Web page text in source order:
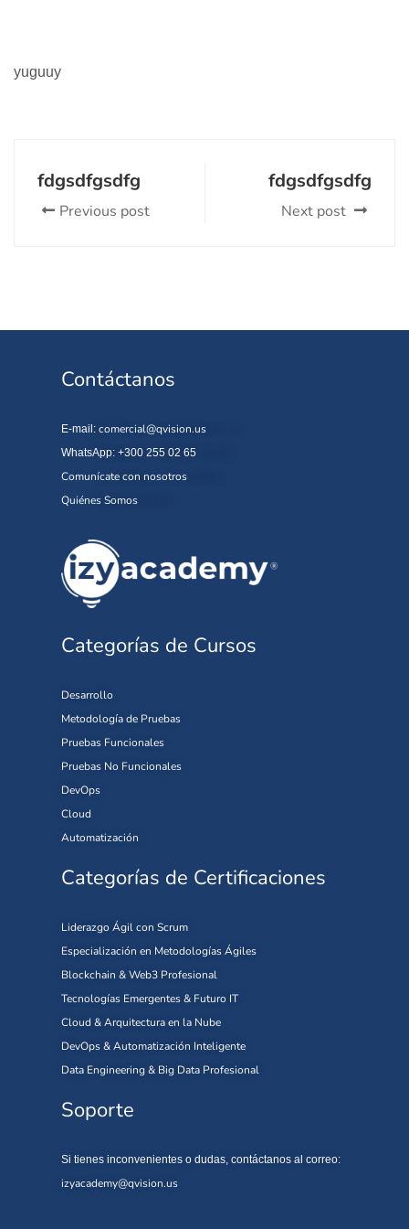
yuguuy
fdgsdfgsdfg
Previous post
fdgsdfgsdfg
Next post
Contáctanos
E-mail: comercial@qvision.us
WhatsApp: +300 255 02 65
Comunícate con nosotros
Quiénes Somos
Categorías de Cursos
Desarrollo
Metodología de Pruebas
Pruebas Funcionales
Pruebas No Funcionales
DevOps
Cloud
Automatización
Categorías de Certificaciones
Liderazgo Ágil con Scrum
Especialización en Metodologías Ágiles
Blockchain & Web3 Profesional
Tecnologías Emergentes & Futuro IT
Cloud & Arquitectura en la Nube
DevOps & Automatización Inteligente
Data Engineering & Big Data Profesional
Soporte
Si tienes inconvenientes o dudas, contáctanos al correo:
izyacademy@qvision.us